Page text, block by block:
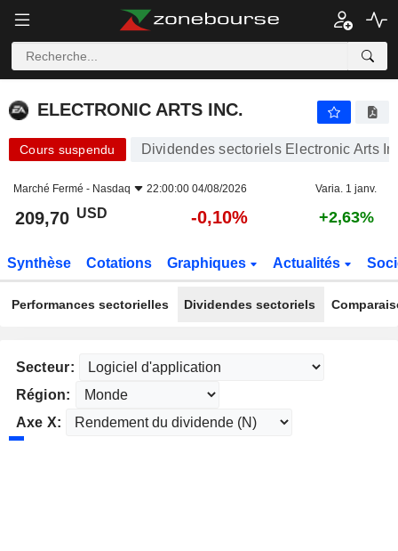
ELECTRONIC ARTS INC.
ELECTRONIC ARTS INC.
Cours suspendu Dividendes sectoriels Electronic Arts
Marché Fermé - Nasdaq 22:00:00 04/08/2026 Varia. 1 janv.
209,70 USD -0,10% +2,63%
Synthèse Cotations Graphiques Actualités
Performances sectorielles Dividendes sectoriels
Secteur:
Région:
Axe X: